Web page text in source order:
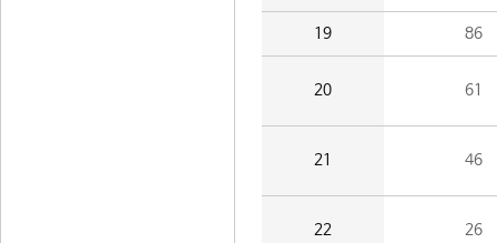
19 86
20 61
21 46
22 26